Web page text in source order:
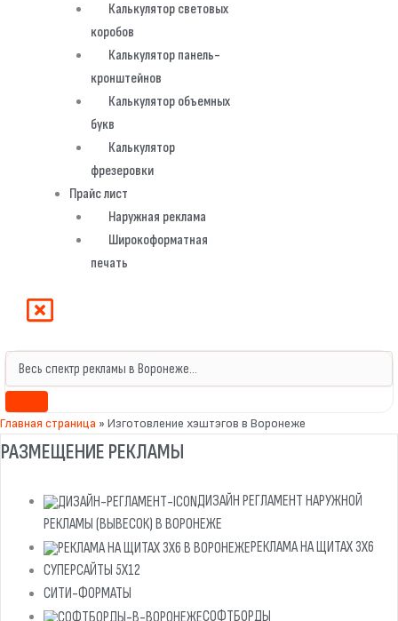
Калькулятор световых
коробов
Калькулятор панель-
кронштейнов
Калькулятор объемных
букв
Калькулятор
фрезеровки
Прайс лист
Наружная реклама
Широкоформатная
печать
Главная страница » Изготовление хэштэгов в Воронеже
РАЗМЕЩЕНИЕ РЕКЛАМЫ
ДИЗАЙН РЕГЛАМЕНТ НАРУЖНОЙ
РЕКЛАМЫ (ВЫВЕСОК) В ВОРОНЕЖЕ
РЕКЛАМА НА ЩИТАХ 3Х6
СУПЕРСАЙТЫ 5Х12
СИТИ-ФОРМАТЫ
СОФТБОРДЫ